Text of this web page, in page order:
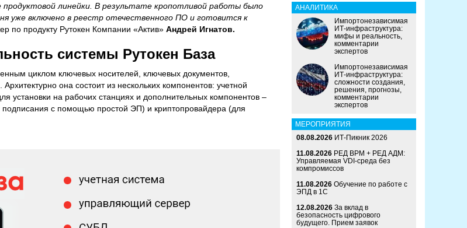
линейки. В результате кропотливой работы было
уже включено в реестр отечественного ПО и готовится к
по продукту Рутокен Компании «Актив» Андрей Игнатов.
системы Рутокен База
циклом ключевых носителей, ключевых документов,
она состоит из нескольких компонентов: учетной
установки на рабочих станциях и дополнительных компонентов –
подписания с помощью простой ЭП) и криптопровайдера (для
АНАЛИТИКА
Импортонезависимая
ИТ-инфраструктура:
мифы и реальность,
комментарии
экспертов
Импортонезависимая
ИТ-инфраструктура:
сложности создания,
решения, прогнозы,
комментарии
экспертов
МЕРОПРИЯТИЯ
08.08.2026 ИТ-Пикник 2026
11.08.2026 РЕД ВРМ + РЕД АДМ:
Управляемая VDI-среда без
компромиссов
11.08.2026 Обучение по работе с
ЭПД в 1С
12.08.2026 За вклад в
безопасность цифрового
будущего. Прием заявок